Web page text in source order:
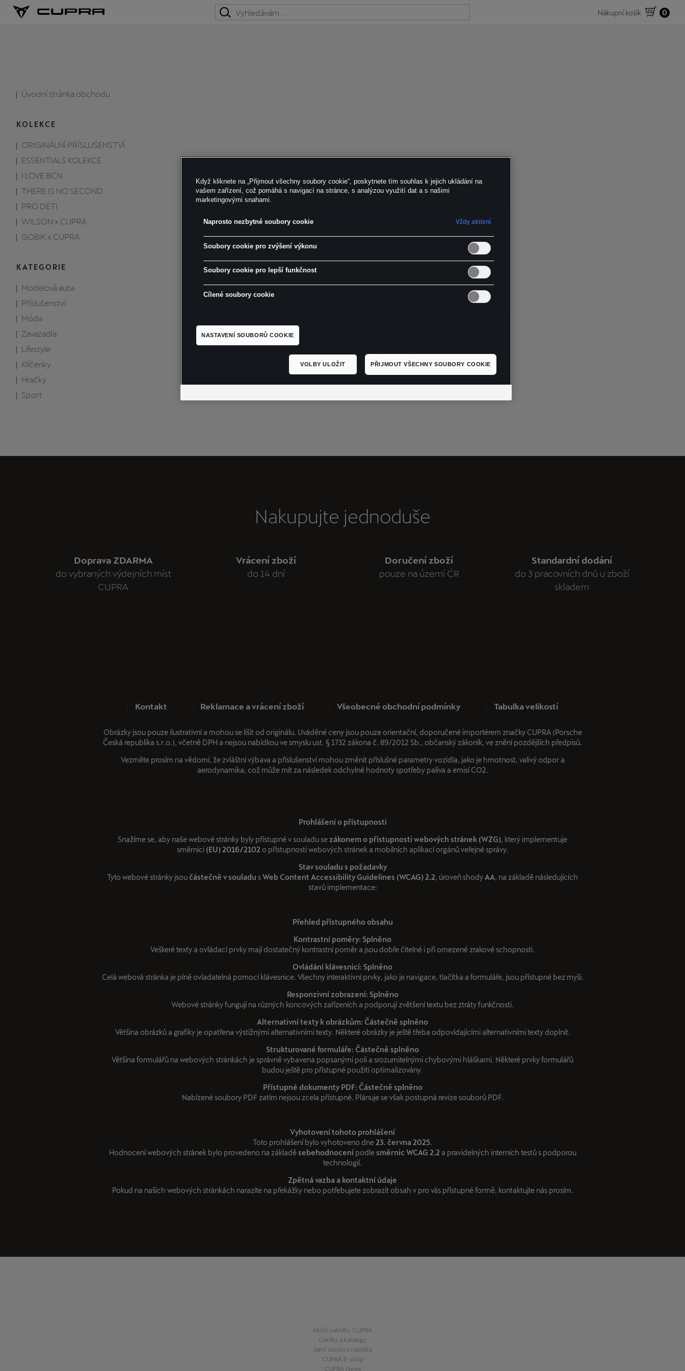
Nákupní košík 0
Úvodní stránka obchodu
KOLEKCE
ORIGINÁLNÍ PŘÍSLUŠENSTVÍ
ESSENTIALS KOLEKCE
I LOVE BCN
THERE IS NO SECOND
PRO DĚTI
WILSON x CUPRA
GOBIK x CUPRA
KATEGORIE
Modelová auta
Příslušenství
Móda
Zavazadla
Lifestyle
Klíčenky
Hračky
Sport
Nakupujte jednoduše
Doprava ZDARMA
do vybraných výdejních míst
CUPRA
Vrácení zboží
do 14 dní
Doručení zboží
pouze na území ČR
Standardní dodání
do 3 pracovních dnů u zboží
skladem
Kontakt Reklamace a vrácení zboží Všeobecné obchodní podmínky Tabulka velikostí
Obrázky jsou pouze ilustrativní a mohou se lišit od originálu. Uváděné ceny jsou pouze orientační, doporučené importérem značky CUPRA (Porsche
Česká republika s.r.o.), včetně DPH a nejsou nabídkou ve smyslu ust. § 1732 zákona č. 89/2012 Sb., občanský zákoník, ve znění pozdějších předpisů.
Vezměte prosím na vědomí, že zvláštní výbava a příslušenství mohou změnit příslušné parametry vozidla, jako je hmotnost, valivý odpor a
aerodynamika, což může mít za následek odchylné hodnoty spotřeby paliva a emisí CO2.
Prohlášení o přístupnosti
Snažíme se, aby naše webové stránky byly přístupné v souladu sezákonem o přístupnosti webových stránek (WZG), který implementuje
směrnici (EU) 2016/2102 o přístupnosti webových stránek a mobilních aplikací orgánů veřejné správy.
Stav souladu s požadavky
Tyto webové stránky jsoučástečně v souladu sWeb Content Accessibility Guidelines (WCAG) 2.2, úroveň shodyAA, na základě následujících
stavů implementace:
Přehled přístupného obsahu
Kontrastní poměry: Splněno
Veškeré texty a ovládací prvky mají dostatečný kontrastní poměr a jsou dobře čitelné i při omezené zrakové schopnosti.
Ovládání klávesnicí: Splněno
Celá webová stránka je plně ovladatelná pomocí klávesnice. Všechny interaktivní prvky, jako je navigace, tlačítka a formuláře, jsou přístupné bez myši.
Responzivní zobrazení: Splněno
Webové stránky fungují na různých koncových zařízeních a podporují zvětšení textu bez ztráty funkčnosti.
Alternativní texty k obrázkům: Částečně splněno
Většina obrázků a grafiky je opatřena výstižnými alternativními texty. Některé obrázky je ještě třeba odpovídajícími alternativními texty doplnit.
Strukturované formuláře: Částečně splněno
Většina formulářů na webových stránkách je správně vybavena popsanými poli a srozumitelnými chybovými hláškami. Některé prvky formulářů
budou ještě pro přístupné použití optimalizovány.
Přístupné dokumenty PDF: Částečně splněno
Nabízené soubory PDF zatím nejsou zcela přístupné. Plánuje se však postupná revize souborů PDF.
Vyhotovení tohoto prohlášení
Toto prohlášení bylo vyhotoveno dne 23. června 2025.
Hodnocení webových stránek bylo provedeno na základěsebehodnocenípodlesměrnic WCAG 2.2 a pravidelných interních testů s podporou
technologií.
Zpětná vazba a kontaktní údaje
Pokud na našich webových stránkách narazíte na překážky nebo potřebujete zobrazit obsah v pro vás přístupné formě, kontaktujte nás prosím.
Akční nabídky CUPRA
Ceníky a katalogy
Jarní sezónní nabídka
CUPRA E-shop
CUPRA News
Když kliknete na „Přijmout všechny soubory cookie“, poskytnete tím souhlas k jejich ukládání na
vašem zařízení, což pomáhá s navigací na stránce, s analýzou využití dat a s našimi
marketingovými snahami.
Naprosto nezbytné soubory cookie Vždy aktivní
Soubory cookie pro zvýšení výkonu
Soubory cookie pro lepší funkčnost
Cílené soubory cookie
NASTAVENÍ SOUBORŮ COOKIE
VOLBY ULOŽIT PŘIJMOUT VŠECHNY SOUBORY COOKIE